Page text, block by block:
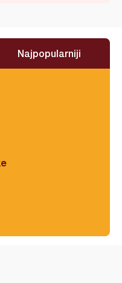
Najpopularniji